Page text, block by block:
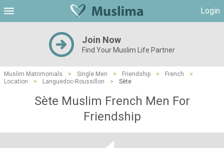
Login
Join Now
Find Your Muslim Life Partner
Muslim Matrimonials > Single Men > Friendship > French
>
Location
> Languedoc-Roussillon > Sète
Sète Muslim French Men For
Friendship